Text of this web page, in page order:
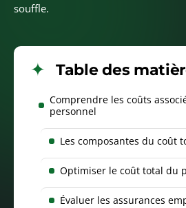
souffle.
Table des
Comprendre les coûts
personnel
Les composantes du coût
Optimiser le coût total du
Évaluer les assurances